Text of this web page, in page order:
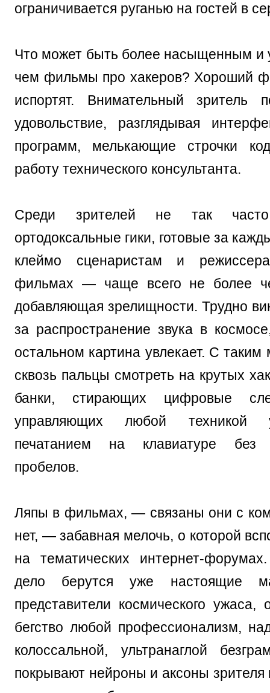
ограничивается руганью на гостей в
Что может быть более насыщенным и
чем фильмы про хакеров? Хороший
испортят. Внимательный зритель
удовольствие, разглядывая
программ, мелькающие строчки
работу технического консультанта.
Среди зрителей не так часто
ортодоксальные гики, готовые за
клеймо сценаристам и
фильмах — чаще всего не более
добавляющая зрелищности. Трудно
за распространение звука в
остальном картина увлекает. С
сквозь пальцы смотреть на крутых
банки, стирающих цифровые
управляющих любой техникой
печатанием на клавиатуре без
пробелов.
Ляпы в фильмах, — связаны они с
нет, — забавная мелочь, о которой
на тематических интернет-
дело берутся уже настоящие
представители космического
бегство любой профессионализм,
колоссальной, ультранаглой
покрывают нейроны и аксоны зрителя